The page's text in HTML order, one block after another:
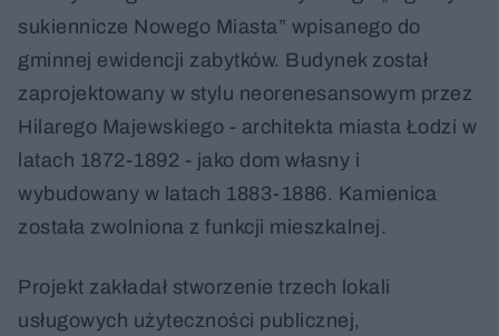
sukiennicze Nowego Miasta” wpisanego do
gminnej ewidencji zabytków. Budynek został
zaprojektowany w stylu neorenesansowym przez
Hilarego Majewskiego - architekta miasta Łodzi w
latach 1872-1892 - jako dom własny i
wybudowany w latach 1883-1886. Kamienica
została zwolniona z funkcji mieszkalnej.
Projekt zakładał stworzenie trzech lokali
usługowych użyteczności publicznej,